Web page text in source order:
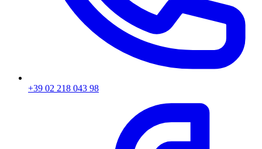
+39 02 218 043 98